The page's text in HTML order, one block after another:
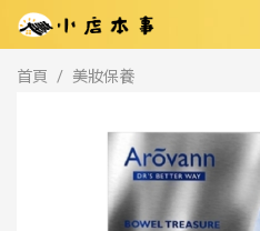
首頁 美妝保養